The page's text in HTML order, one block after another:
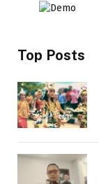
Top Posts